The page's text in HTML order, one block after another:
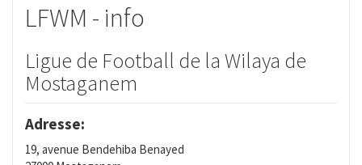
LFWM - info
Ligue de Football de la Wilaya de
Mostaganem
Adresse:
19, avenue Bendehiba Benayed